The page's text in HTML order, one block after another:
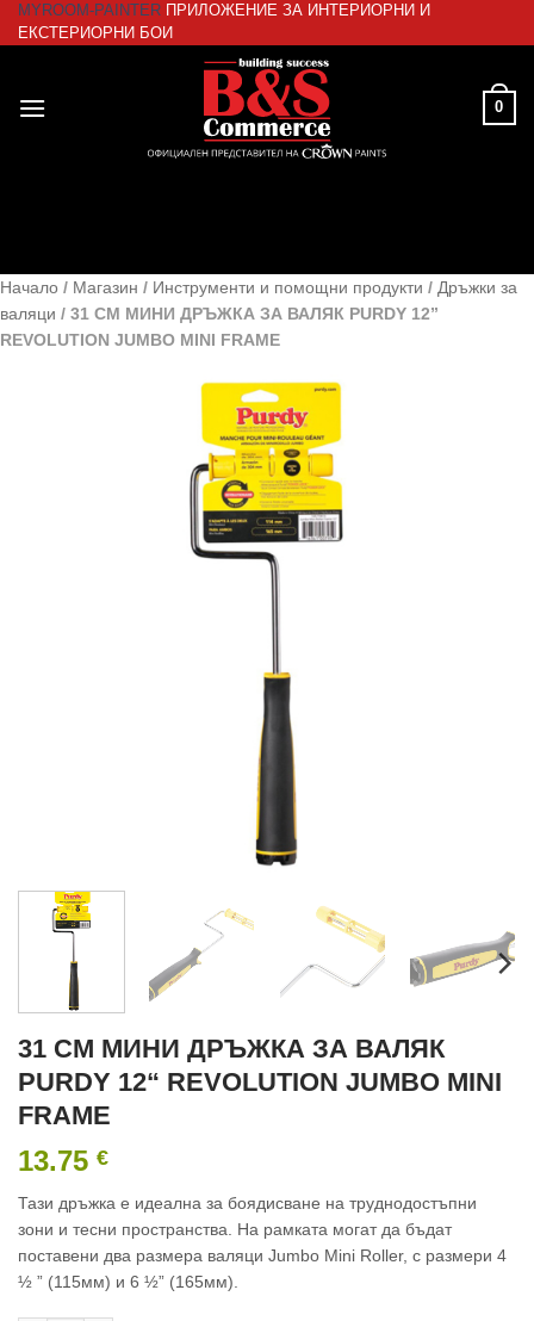
Skip
to
MYROOM-PAINTER ПРИЛОЖЕНИЕ ЗА ИНТЕРИОРНИ И
ЕКСТЕРИОРНИ БОИ
0
Начало / Магазин / Инструменти и помощни продукти / Дръжки за
валяци / 31 CM МИНИ ДРЪЖКА ЗА ВАЛЯК PURDY 12”
REVOLUTION JUMBO MINI FRAME
31 CM МИНИ ДРЪЖКА ЗА ВАЛЯК
PURDY 12“ REVOLUTION JUMBO MINI
FRAME
13.75 €
Тази дръжка е идеална за боядисване на труднодостъпни
зони и тесни пространства. На рамката могат да бъдат
поставени два размера валяци Jumbo Mini Roller, с размери 4
½ ” (115мм) и 6 ½” (165мм).